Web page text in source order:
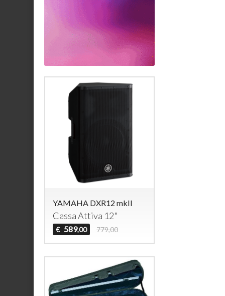
YAMAHA DXR12 mkII
Cassa Attiva 12"
€ 589,00 779,00